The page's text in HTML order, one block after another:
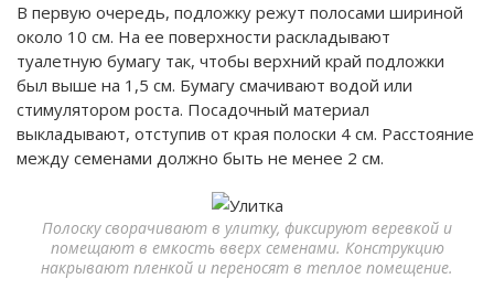
В первую очередь, подложку режут полосами шириной
около 10 см. На ее поверхности раскладывают
туалетную бумагу так, чтобы верхний край подложки
был выше на 1,5 см. Бумагу смачивают водой или
стимулятором роста. Посадочный материал
выкладывают, отступив от края полоски 4 см. Расстояние
между семенами должно быть не менее 2 см.
Полоску сворачивают в улитку, фиксируют веревкой и
помещают в емкость вверх семенами. Конструкцию
накрывают пленкой и переносят в теплое помещение.